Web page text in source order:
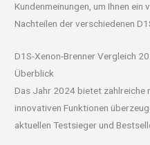
Kundenmeinungen, um Ihnen
Nachteilen der verschiedenen
D1S-Xenon-Brenner Vergleich
Überblick
Das Jahr 2024 bietet zahlreiche
innovativen Funktionen
aktuellen Testsieger und